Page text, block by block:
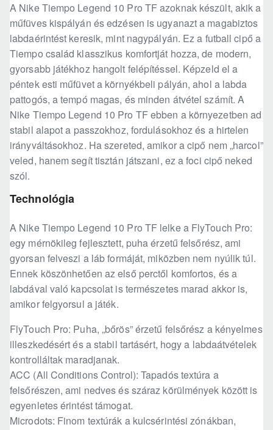
A Nike Tiempo Legend 10 Pro TF azoknak készült, akik a
műfüves kispályán és edzésen is ugyanazt a magabiztos
labdaérintést keresik, mint nagypályán. Ez a futball cipő a
Tiempo család klasszikus komfortját hozza, de modern,
gyorsabb játékhoz hangolt felépítéssel. Képzeld el a
péntek esti műfüvet a környékbeli pályán, ahol a labda
pattogós, a tempó magas, és minden átvétel számít. A
Nike Tiempo Legend 10 Pro TF ebben a környezetben ad
stabil alapot a passzokhoz, fordulásokhoz és a hirtelen
irányváltásokhoz. Ha szereted, amikor a cipő nem „harcol”
veled, hanem segít tisztán játszani, ez a foci cipő neked
szól.
Technológia
A Nike Tiempo Legend 10 Pro TF lelke a FlyTouch Pro:
egy mérnökileg fejlesztett, puha érzetű felsőrész, ami
gyorsan felveszi a láb formáját, miközben nem nyúlik túl.
Ennek köszönhetően az első perctől komfortos, és a
labdával való kapcsolat is természetes marad akkor is,
amikor felgyorsul a játék.
FlyTouch Pro: Puha, „bőrös” érzetű felsőrész a kényelmes
illeszkedésért és a stabil tartásért, hogy a labdaátvételek
kontrolláltak maradjanak.
ACC (All Conditions Control): Tapadós textúra a
felsőrészen, ami nedves és száraz körülmények között is
egyenletes érintést támogat.
Microdots: Finom textúrák a kulcsérintési zónákban,